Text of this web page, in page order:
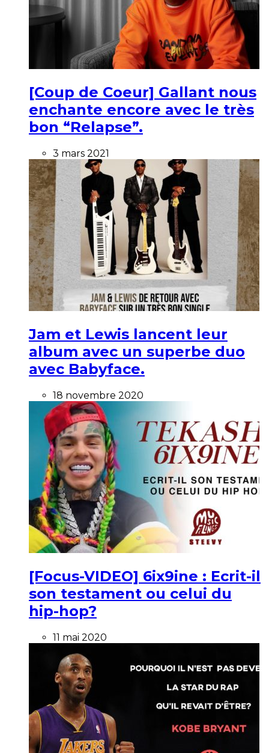
[Coup de Coeur] Gallant nous
enchante encore avec le très
bon “Relapse”.
3 mars 2021
Jam et Lewis lancent leur
album avec un superbe duo
avec Babyface.
18 novembre 2020
[Focus-VIDEO] 6ix9ine : Ecrit-il
son testament ou celui du
hip-hop?
11 mai 2020